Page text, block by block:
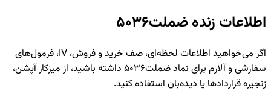
اطلاعات زندهضملت5036
اگر می‌خواهید اطلاعات لحظه‌ای، صف خرید و فروش، IV، فرمول‌های
سفارشی و آلارم برای نمادضملت5036
داشته باشید، از میزکار آپشن،
زنجیره قراردادها یا دیده‌بان استفاده کنید.